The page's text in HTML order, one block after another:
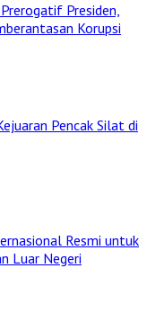
Presiden,
Korupsi
Pencak Silat di
Resmi untuk
Luar Negeri